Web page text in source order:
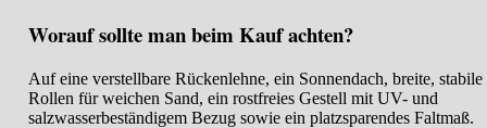
Worauf sollte man beim Kauf achten?
Auf eine verstellbare Rückenlehne, ein Sonnendach, breite, stabile
Rollen für weichen Sand, ein rostfreies Gestell mit UV- und
salzwasserbeständigem Bezug sowie ein platzsparendes Faltmaß.